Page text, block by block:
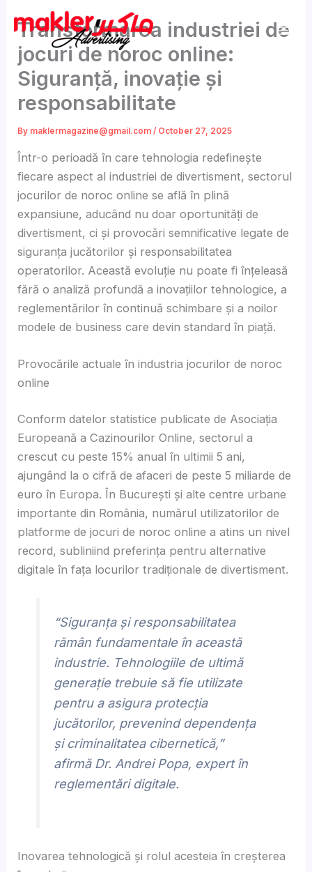
content
Transformarea industriei de
jocuri de noroc online:
Siguranță, inovație și
responsabilitate
By maklermagazine@gmail.com/ October 27, 2025
Într-o perioadă în care tehnologia redefinește
fiecare aspect al industriei de divertisment, sectorul
jocurilor de noroc online se află în plină
expansiune, aducând nu doar oportunități de
divertisment, ci și provocări semnificative legate de
siguranța jucătorilor și responsabilitatea
operatorilor. Această evoluție nu poate fi înțeleasă
fără o analiză profundă a inovațiilor tehnologice, a
reglementărilor în continuă schimbare și a noilor
modele de business care devin standard în piață.
Provocările actuale în industria jocurilor de noroc
online
Conform datelor statistice publicate de Asociația
Europeană a Cazinourilor Online, sectorul a
crescut cu peste 15% anual în ultimii 5 ani,
ajungând la o cifră de afaceri de peste5 miliarde de
euro în Europa. În București și alte centre urbane
importante din România, numărul utilizatorilor de
platforme de jocuri de noroc online a atins un nivel
record, subliniind preferința pentru alternative
digitale în fața locurilor tradiționale de divertisment.
“Siguranța și responsabilitatea
rămân fundamentale în această
industrie. Tehnologiile de ultimă
generație trebuie să fie utilizate
pentru a asigura protecția
jucătorilor, prevenind dependența
și criminalitatea cibernetică,”
afirmă Dr. Andrei Popa, expert în
reglementări digitale.
Inovarea tehnologică și rolul acesteia în creșterea